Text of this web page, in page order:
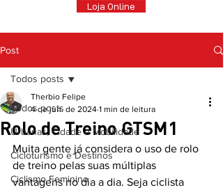
Loja Online
Post
Todos posts
Urbanas, Cidade e Mobilidade
Cicloturismo e Destinos
Ciclismo Feminino
Todos posts
Rolo de Treino GTSM1
Therbio Felipe
4 de jun. de 2024 1 min de leitura
Muita gente já considera o uso de rolo
de treino pelas suas múltiplas
vantagens no dia a dia. Seja ciclista